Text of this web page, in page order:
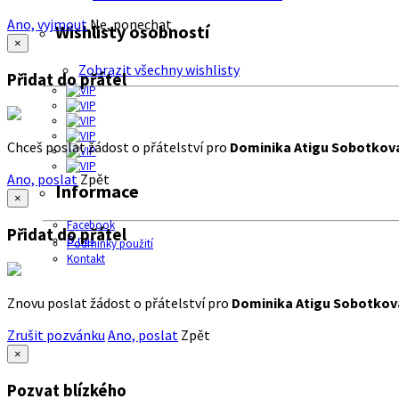
Wishlisty osobností
Zobrazit všechny wishlisty
Informace
Facebook
O nás
Podmínky použití
Kontakt
Ano, vyjmout Ne, ponechat
×
Přidat do přátel
Chceš poslat žádost o přátelství pro Dominika Atigu
Ano, poslat Zpět
×
Přidat do přátel
Znovu poslat žádost o přátelství pro Dominika Atigu
Zrušit pozvánku Ano, poslat Zpět
×
Pozvat blízkého